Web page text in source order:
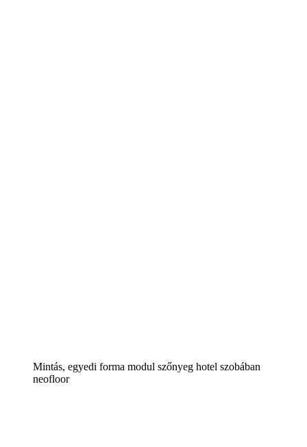
Mintás, egyedi forma modul szőnyeg hotel szobában
neofloor